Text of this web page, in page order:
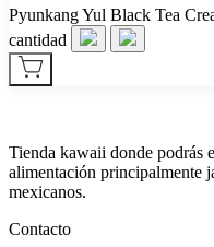
Pyunkang Yul Black Tea
cantidad
Tienda kawaii donde podrás
alimentación principalmente
mexicanos.
Contacto